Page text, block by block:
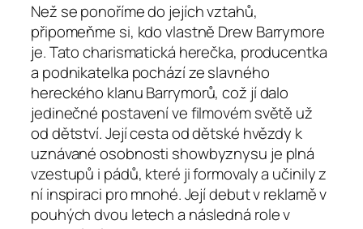
Než se ponoříme do jejích vztahů,
připomeňme si, kdo vlastně Drew Barrymore
je. Tato charismatická herečka, producentka
a podnikatelka pochází ze slavného
hereckého klanu Barrymorů, což jí dalo
jedinečné postavení ve filmovém světě už
od dětství. Její cesta od dětské hvězdy k
uznávané osobnosti showbyznysu je plná
vzestupů i pádů, které ji formovaly a učinily z
ní inspiraci pro mnohé. Její debut v reklamě v
pouhých dvou letech a následná role v